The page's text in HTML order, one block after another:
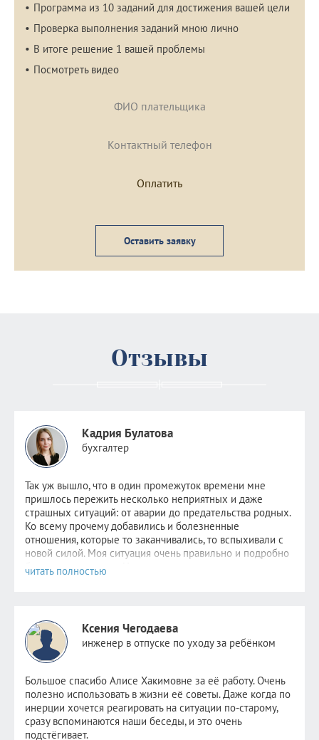
Программа из 10 заданий для достижения вашей цели
Проверка выполнения заданий мною лично
В итоге решение 1 вашей проблемы
Посмотреть видео
Оставить заявку
Отзывы
Кадрия Булатова
бухгалтер
Так уж вышло, что в один промежуток времени мне
пришлось пережить несколько неприятных и даже
страшных ситуаций: от аварии до предательства родных.
Ко всему прочему добавились и болезненные
отношения, которые то заканчивались, то вспыхивали с
новой силой. Моя ситуация очень правильно и подробно
была описаназдесь
силах, обратилась к Алисе.
После консультаций в голове отложились рекомендации
психолога, старалась следовать всем советам, но сердцу
не прикажешь: по-прежнему было очень больно видеть
новые отношения прежде любимого человека. Но потом
я и сама не заметила как стала снова видеть других
парней. Как открыла ранее заблокированные страницы.
Как мне стало не совсем безразлично, но значительно
легче. Как мне снова стало нравиться держать кого-то
Ксения Чегодаева
инженер в отпуске по уходу за ребёнком
Большое спасибо Алисе Хакимовне за её работу. Очень
полезно использовать в жизни её советы. Даже когда по
инерции хочется реагировать на ситуации по-старому,
сразу вспоминаются наши беседы, и это очень
подстёгивает.